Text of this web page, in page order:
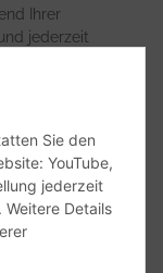
Ihrer
jederzeit
per
Abonnieren
Sie den
YouTube,
jederzeit
Details